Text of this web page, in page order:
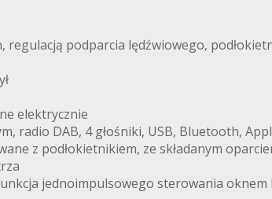
podparcia lędźwiowego,
elektrycznie
radio DAB, 4 głośniki, USB, Bluetooth,
z podłokietnikiem, ze składanym
jednoimpulsowego sterowania oknem